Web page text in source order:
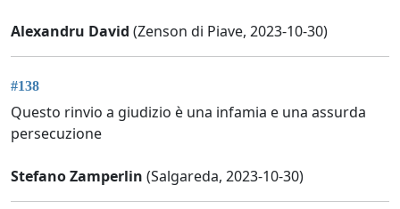
Alexandru David (Zenson di Piave, 2023-10-30)
#138
Questo rinvio a giudizio è una infamia e una assurda
persecuzione
Stefano Zamperlin (Salgareda, 2023-10-30)